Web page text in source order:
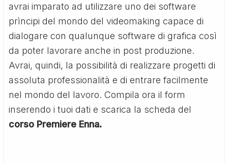
avrai imparato ad utilizzare uno dei software
prìncipi del mondo del videomaking capace di
dialogare con qualunque software di grafica così
da poter lavorare anche in post produzione.
Avrai, quindi, la possibilità di realizzare progetti di
assoluta professionalità e di entrare facilmente
nel mondo del lavoro. Compila ora il form
inserendo i tuoi dati e scarica la scheda del
corso Premiere Enna.